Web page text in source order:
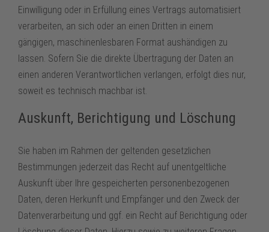
Einwilligung oder in Erfüllung eines Vertrags automatisiert
verarbeiten, an sich oder an einen Dritten in einem
gängigen, maschinenlesbaren Format aushändigen zu
lassen. Sofern Sie die direkte Übertragung der Daten an
einen anderen Verantwortlichen verlangen, erfolgt dies nur,
soweit es technisch machbar ist.
Auskunft, Berichtigung und Löschung
Sie haben im Rahmen der geltenden gesetzlichen
Bestimmungen jederzeit das Recht auf unentgeltliche
Auskunft über Ihre gespeicherten personenbezogenen
Daten, deren Herkunft und Empfänger und den Zweck der
Datenverarbeitung und ggf. ein Recht auf Berichtigung oder